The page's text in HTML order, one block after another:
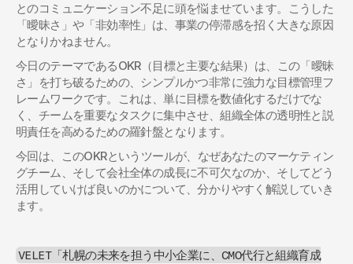
とのコミュニケーション不足に頭を悩ませています。こうした
「曖昧さ」や「非効率性」は、事業の停滞感を招く大きな原因
となりかねません。
今日のテーマであるOKR（目標と主要な結果）は、この「曖昧
さ」を打ち破るための、シンプルかつ非常に強力な目標管理フ
レームワークです。これは、単に目標を数値化するだけでな
く、チームを重要なタスクに集中させ、組織全体の透明性と説
明責任を高めるための羅針盤となります。
今回は、このOKRというツールが、なぜあなたのマーケティン
グチーム、そして会社全体の成長に不可欠なのか、そしてどう
活用していけば良いのかについて、分かりやすく解説していき
ます。
VELET「札幌の未来を担う中小企業に、CMO代行と組織育成